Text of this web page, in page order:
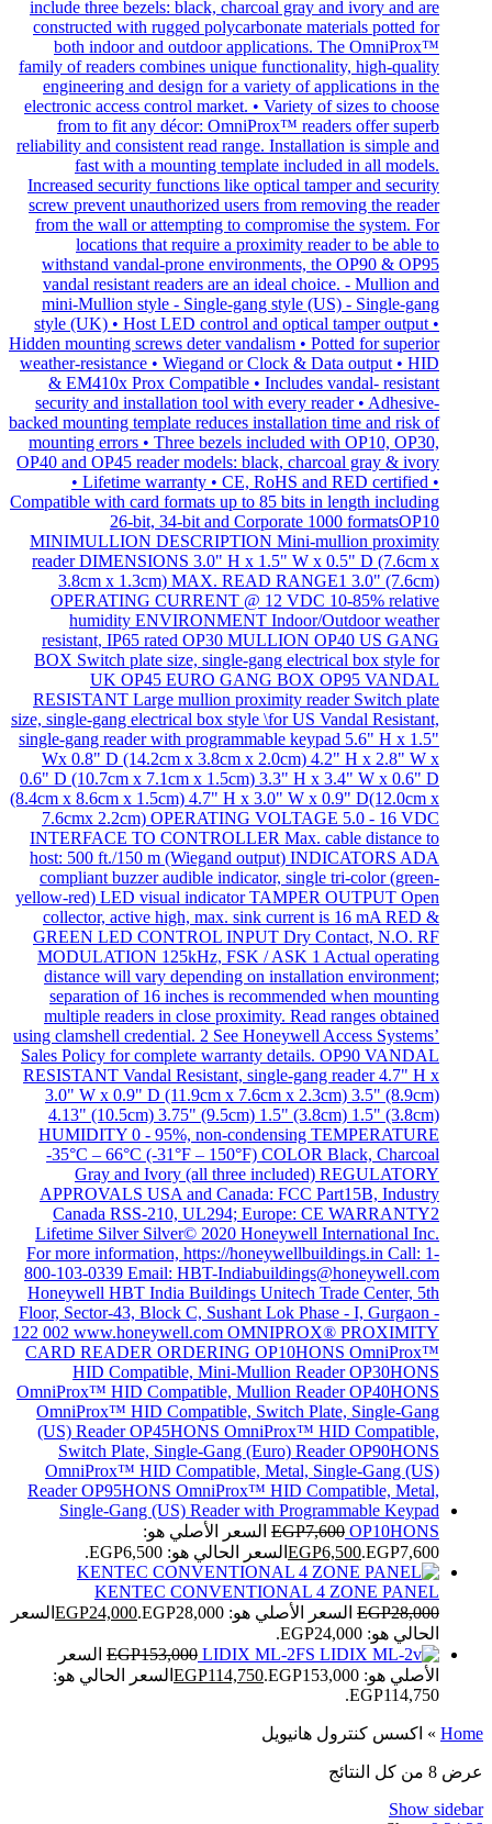
OP10HONS
EGP7,600
السعر الأصلي هو:
EGP7,600.
EGP6,500 السعر الحالي هو: EGP6,500.
KENTEC CONVENTIONAL 4 ZONE PANEL
EGP28,000 السعر الأصلي هو: EGP28,000. EGP24,000
السعر
الحالي هو: EGP24,000.
LIDIX ML-2FS
EGP153,000
السعر
الأصلي هو: EGP153,000.
EGP114,750
السعر الحالي هو:
EGP114,750.
Home
» اكسس كنترول هانيويل
عرض ⁦8⁩ من كل النتائج
Show sidebar